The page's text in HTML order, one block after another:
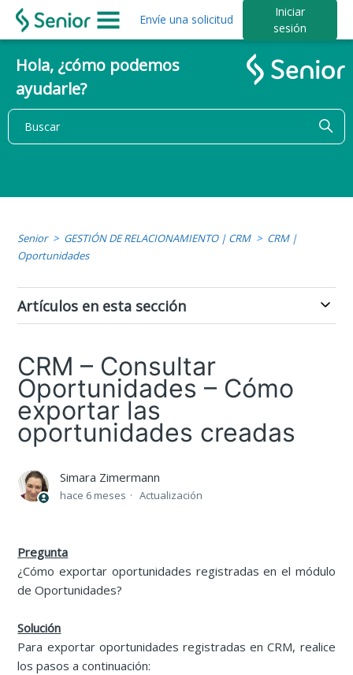
Envíe una solicitud
Iniciar
sesión
Hola, ¿cómo podemos
ayudarle?
Senior GESTIÓN DE RELACIONAMIENTO | CRM
CRM |
Oportunidades
Artículos en esta sección
CRM – Consultar
Oportunidades – Cómo
exportar las
oportunidades creadas
Simara Zimermann
hace 6 meses Actualización
Pregunta
¿Cómo exportar oportunidades registradas en el módulo
de Oportunidades?
Solución
Para exportar oportunidades registradas en CRM, realice
los pasos a continuación: